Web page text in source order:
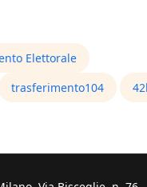
Elettorale
trasferimento104